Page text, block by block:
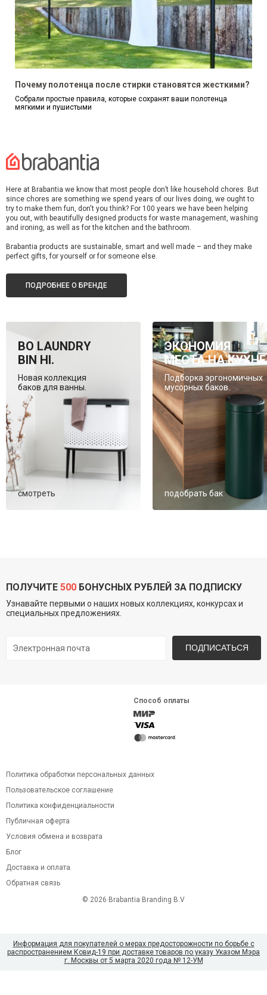
Почему полотенца после стирки становятся жесткими?
Собрали простые правила, которые сохранят ваши полотенца
мягкими и пушистыми
Here at Brabantia we know that most people don’t like household chores. But
since chores are something we spend years of our lives doing, we ought to
try to make them fun, don't you think? For 100 years we have been helping
you out, with beautifully designed products for waste management, washing
and ironing, as well as for the kitchen and the bathroom.
Brabantia products are sustainable, smart and well made – and they make
perfect gifts, for yourself or for someone else.
ПОДРОБНЕЕ О БРЕНДЕ
BO LAUNDRY
BIN HI.
Новая коллекция
баков для ванны.
смотреть
ЭКОНОМИЯ
МЕСТА НА
Подборка эргономичных
мусорных баков.
подобрать бак
ПОЛУЧИТЕ 500 БОНУСНЫХ РУБЛЕЙ ЗА ПОДПИСКУ
Узнавайте первыми о наших новых коллекциях, конкурсах и
специальных предложениях.
ПОДПИСАТЬСЯ
Способ оплаты
Политика обработки персональных данных
Пользовательское соглашение
Политика конфиденциальности
Публичная оферта
Условия обмена и возврата
Блог
Доставка и оплата
Обратная связь
© 2026 Brabantia Branding B.V
Информация для покупателей о мерах предосторожности по борьбе с
распространением Ковид-19 при доставке товаров по указу Указом Мэра
г. Москвы от 5 марта 2020 года № 12-УМ